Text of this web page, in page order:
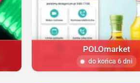
POLOmarket
do końca 6 dni